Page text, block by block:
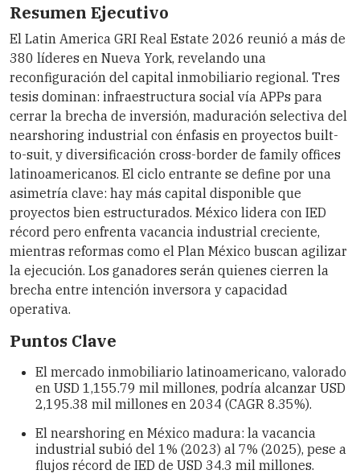
Resumen Ejecutivo
El Latin America GRI Real Estate 2026 reunió a más de
380 líderes en Nueva York, revelando una
reconfiguración del capital inmobiliario regional. Tres
tesis dominan: infraestructura social vía APPs para
cerrar la brecha de inversión, maduración selectiva del
nearshoring industrial con énfasis en proyectos built-
to-suit, y diversificación cross-border de family offices
latinoamericanos. El ciclo entrante se define por una
asimetría clave: hay más capital disponible que
proyectos bien estructurados. México lidera con IED
récord pero enfrenta vacancia industrial creciente,
mientras reformas como el Plan México buscan agilizar
la ejecución. Los ganadores serán quienes cierren la
brecha entre intención inversora y capacidad
operativa.
Puntos Clave
El mercado inmobiliario latinoamericano, valorado
en USD 1,155.79 mil millones, podría alcanzar USD
2,195.38 mil millones en 2034 (CAGR 8.35%).
El nearshoring en México madura: la vacancia
industrial subió del 1% (2023) al 7% (2025), pese a
flujos récord de IED de USD 34.3 mil millones.